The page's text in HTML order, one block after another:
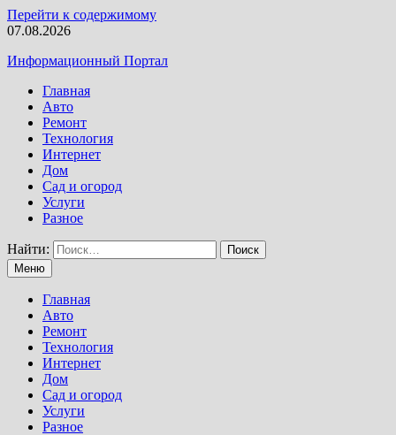
Перейти к содержимому
07.08.2026
Информационный Портал
Главная
Авто
Ремонт
Технология
Интернет
Дом
Сад и огород
Услуги
Разное
Найти:
Меню
Главная
Авто
Ремонт
Технология
Интернет
Дом
Сад и огород
Услуги
Разное